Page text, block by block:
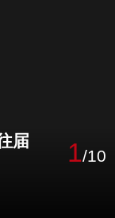
届
1/10